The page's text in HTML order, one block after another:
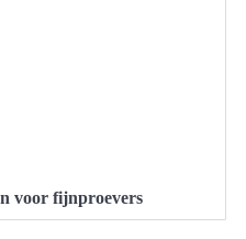
voor fijnproevers